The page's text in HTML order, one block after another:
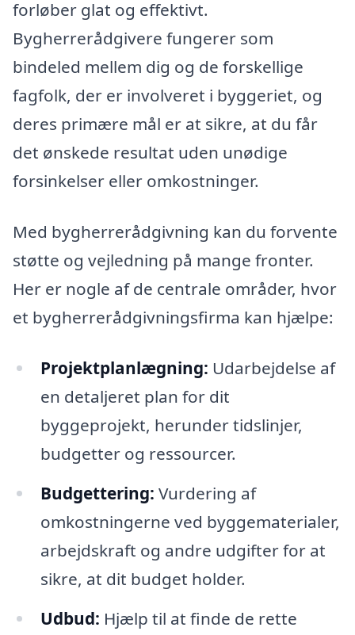
forløber glat og effektivt.
Bygherrerådgivere fungerer som
bindeled mellem dig og de forskellige
fagfolk, der er involveret i byggeriet, og
deres primære mål er at sikre, at du får
det ønskede resultat uden unødige
forsinkelser eller omkostninger.
Med bygherrerådgivning kan du forvente
støtte og vejledning på mange fronter.
Her er nogle af de centrale områder, hvor
et bygherrerådgivningsfirma kan hjælpe:
Projektplanlægning: Udarbejdelse af
en detaljeret plan for dit
byggeprojekt, herunder tidslinjer,
budgetter og ressourcer.
Budgettering: Vurdering af
omkostningerne ved byggematerialer,
arbejdskraft og andre udgifter for at
sikre, at dit budget holder.
Udbud: Hjælp til at finde de rette